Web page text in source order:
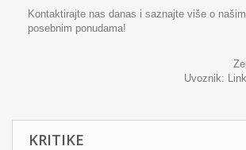
Kontaktirajte nas danas i saznajte više o
posebnim ponudama!
Uvoznik:
KRITIKE